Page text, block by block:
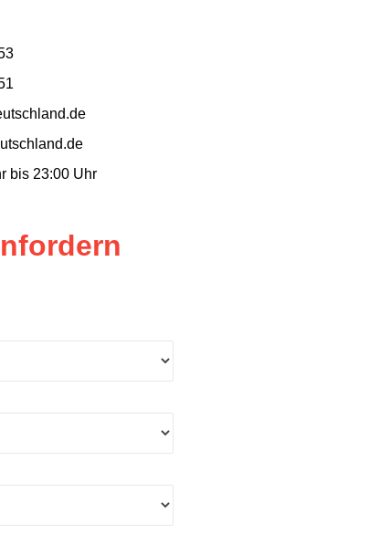
bis 23:00 Uhr